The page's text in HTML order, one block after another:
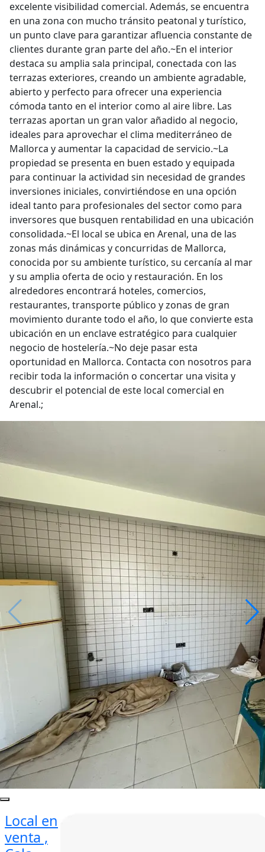
excelente visibilidad comercial. Además, se encuentra
en una zona con mucho tránsito peatonal y turístico,
un punto clave para garantizar afluencia constante de
clientes durante gran parte del año.~En el interior
destaca su amplia sala principal, conectada con las
terrazas exteriores, creando un ambiente agradable,
abierto y perfecto para ofrecer una experiencia
cómoda tanto en el interior como al aire libre. Las
terrazas aportan un gran valor añadido al negocio,
ideales para aprovechar el clima mediterráneo de
Mallorca y aumentar la capacidad de servicio.~La
propiedad se presenta en buen estado y equipada
para continuar la actividad sin necesidad de grandes
inversiones iniciales, convirtiéndose en una opción
ideal tanto para profesionales del sector como para
inversores que busquen rentabilidad en una ubicación
consolidada.~El local se ubica en Arenal, una de las
zonas más dinámicas y concurridas de Mallorca,
conocida por su ambiente turístico, su cercanía al mar
y su amplia oferta de ocio y restauración. En los
alrededores encontrará hoteles, comercios,
restaurantes, transporte público y zonas de gran
movimiento durante todo el año, lo que convierte esta
ubicación en un enclave estratégico para cualquier
negocio de hostelería.~No deje pasar esta
oportunidad en Mallorca. Contacta con nosotros para
recibir toda la información o concertar una visita y
descubrir el potencial de este local comercial en
Arenal.;
Local en
venta ,